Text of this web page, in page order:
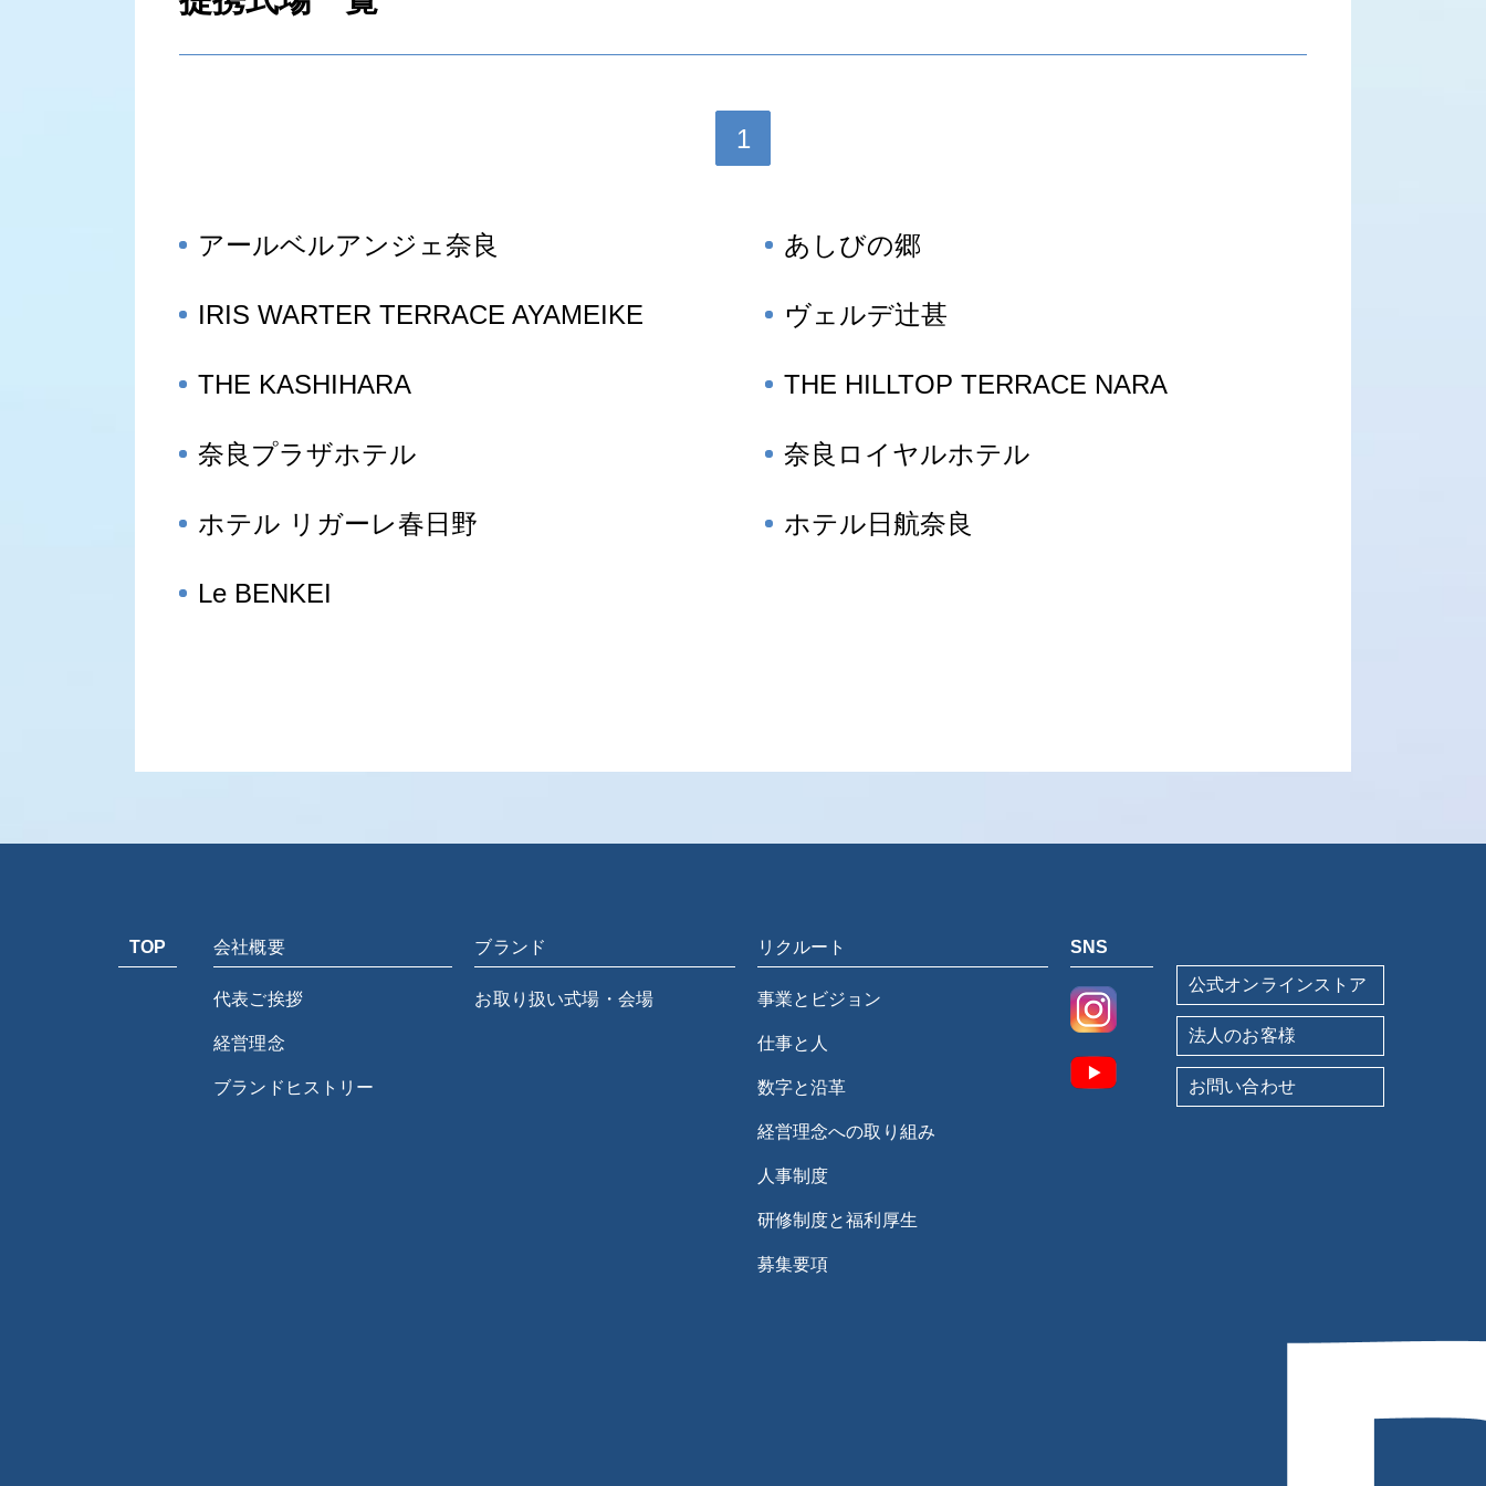
1
アールベルアンジェ奈良 あしびの郷
IRIS WARTER TERRACE AYAMEIKE ヴェルデ辻甚
THE KASHIHARA THE HILLTOP TERRACE NARA
奈良プラザホテル 奈良ロイヤルホテル
ホテル リガーレ春日野 ホテル日航奈良
Le BENKEI
TOP 会社概要
代表ご挨拶
経営理念
ブランドヒストリー
ブランド
お取り扱い式場・会場
リクルート
事業とビジョン
仕事と人
数字と沿革
経営理念への取り組み
人事制度
研修制度と福利厚生
募集要項
SNS
公式オンラインストア
法人のお客様
お問い合わせ